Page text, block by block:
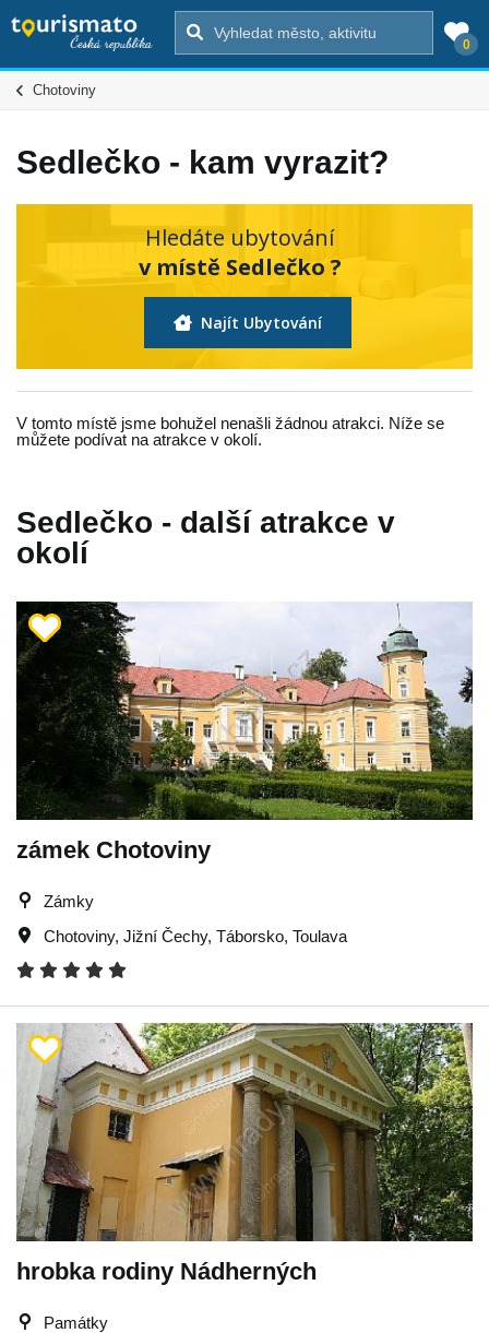
0
Chotoviny
Sedlečko - kam vyrazit?
Hledáte ubytování
v místě Sedlečko ?
Najít Ubytování
V tomto místě jsme bohužel nenašli žádnou atrakci. Níže se
můžete podívat na atrakce v okolí.
Sedlečko - další atrakce v
okolí
zámek Chotoviny
Zámky
Chotoviny, Jižní Čechy, Táborsko, Toulava
hrobka rodiny Nádherných
Památky